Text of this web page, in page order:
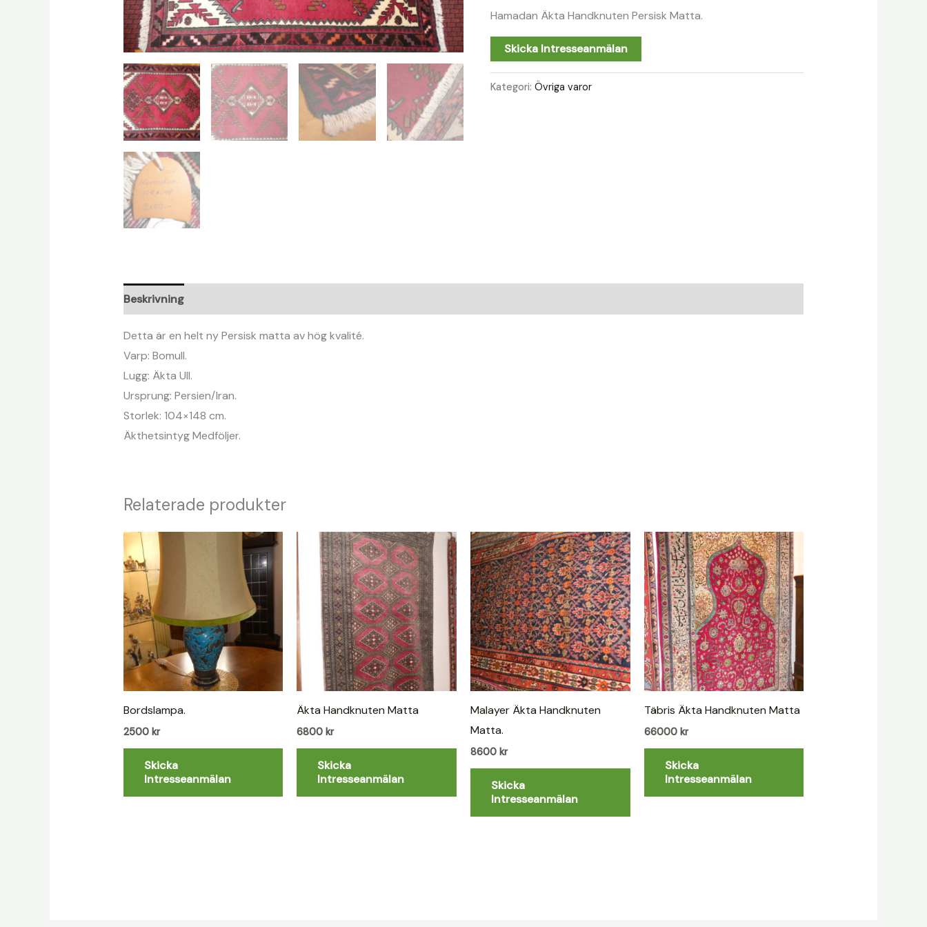
Hamadan Äkta Handknuten Persisk Matta.
Skicka Intresseanmälan
Kategori:Övriga varor
Beskrivning
Detta är en helt ny Persisk matta av hög kvalité.
Varp: Bomull.
Lugg: Äkta Ull.
Ursprung: Persien/Iran.
Storlek: 104×148 cm.
Äkthetsintyg Medföljer.
Relaterade produkter
Bordslampa.
2500 kr
Skicka
Intresseanmälan
Äkta Handknuten Matta
6800kr
Skicka
Intresseanmälan
Malayer Äkta Handknuten
Matta.
8600 kr
Skicka
Intresseanmälan
Täbris Äkta Handknuten Matta
66000 kr
Skicka
Intresseanmälan